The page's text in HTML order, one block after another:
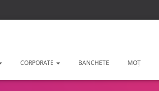
CORPORATE BANCHETE MOȚ